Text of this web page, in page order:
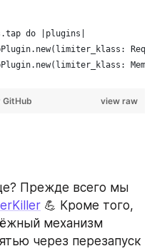
Прежде всего мы
💪 Кроме того,
механизм
через перезапуск